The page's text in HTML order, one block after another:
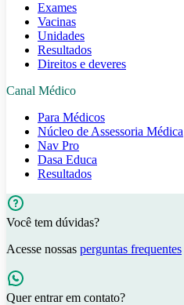
Exames
Vacinas
Unidades
Resultados
Direitos e deveres
Canal Médico
Para Médicos
Núcleo de Assessoria Médica
Nav Pro
Dasa Educa
Resultados
Você tem dúvidas?
Acesse nossas perguntas frequentes
Quer entrar em contato?